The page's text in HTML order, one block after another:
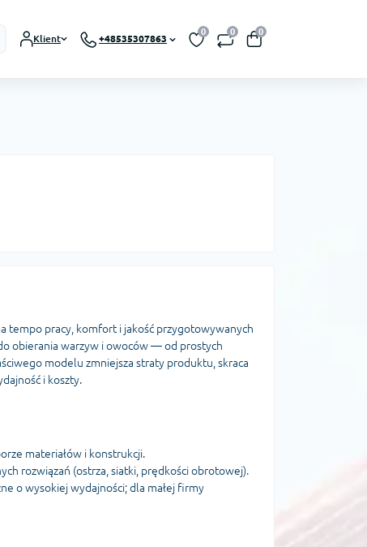
Klient +48535307863
0 0 0
tempo pracy, komfort i jakość przygotowywanych
obierania warzyw i owoców — od prostych
modelu zmniejsza straty produktu, skraca
i koszty.
materiałów i konstrukcji.
rozwiązań (ostrza, siatki, prędkości obrotowej).
o wysokiej wydajności; dla małej firmy